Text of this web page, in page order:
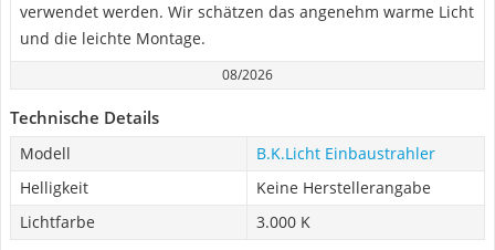
verwendet werden. Wir schätzen das angenehm warme Licht
und die leichte Montage.
08/2026
Technische Details
Modell
B.K.Licht Einbaustrahler
Helligkeit
Keine Herstellerangabe
Lichtfarbe
3.000 K